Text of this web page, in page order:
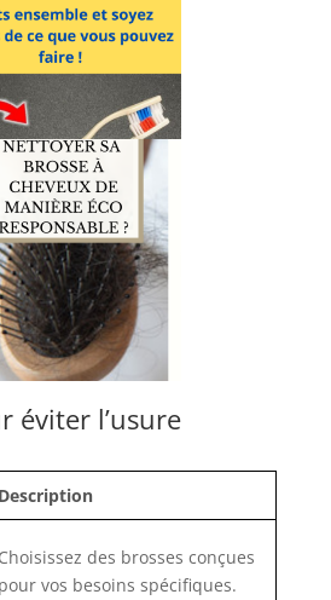
éviter l’usure
Description
Choisissez des brosses conçues
pour vos besoins spécifiques.